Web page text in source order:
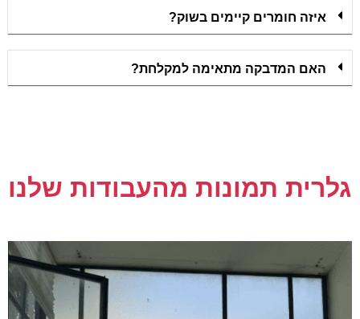
איזה חומרים קיימים בשוק?
האם המדבקה מתאימה למקלחת?
גלרית תמונות מהעבודות שלנו